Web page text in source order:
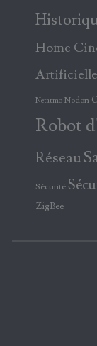
Home
Artificielle
Netatmo Nodon
Robot
Réseau
Sécurité
ZigBee